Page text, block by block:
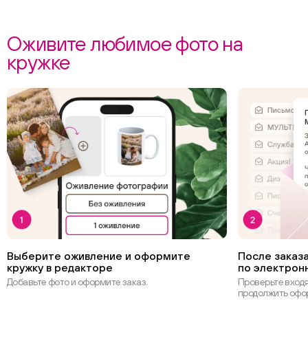
Оживите любимое фото на
кружке
Выберите оживление и оформите
кружку в редакторе
Добавьте фото и оформите заказ.
После
по
Проверьте
продолжить